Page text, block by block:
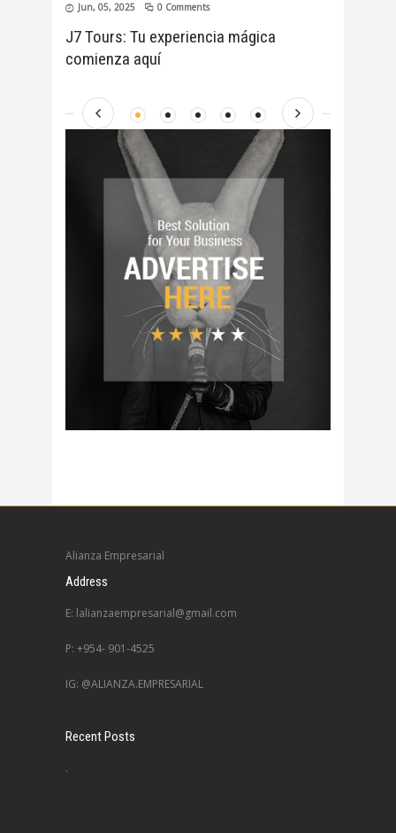
Jun, 05, 2025 0 Comments
J7 Tours: Tu experiencia mágica
comienza aquí
Alianza Empresarial
Address
E: lalianzaempresarial@gmail.com
P: +954- 901-4525
IG: @ALIANZA.EMPRESARIAL
Recent Posts
.